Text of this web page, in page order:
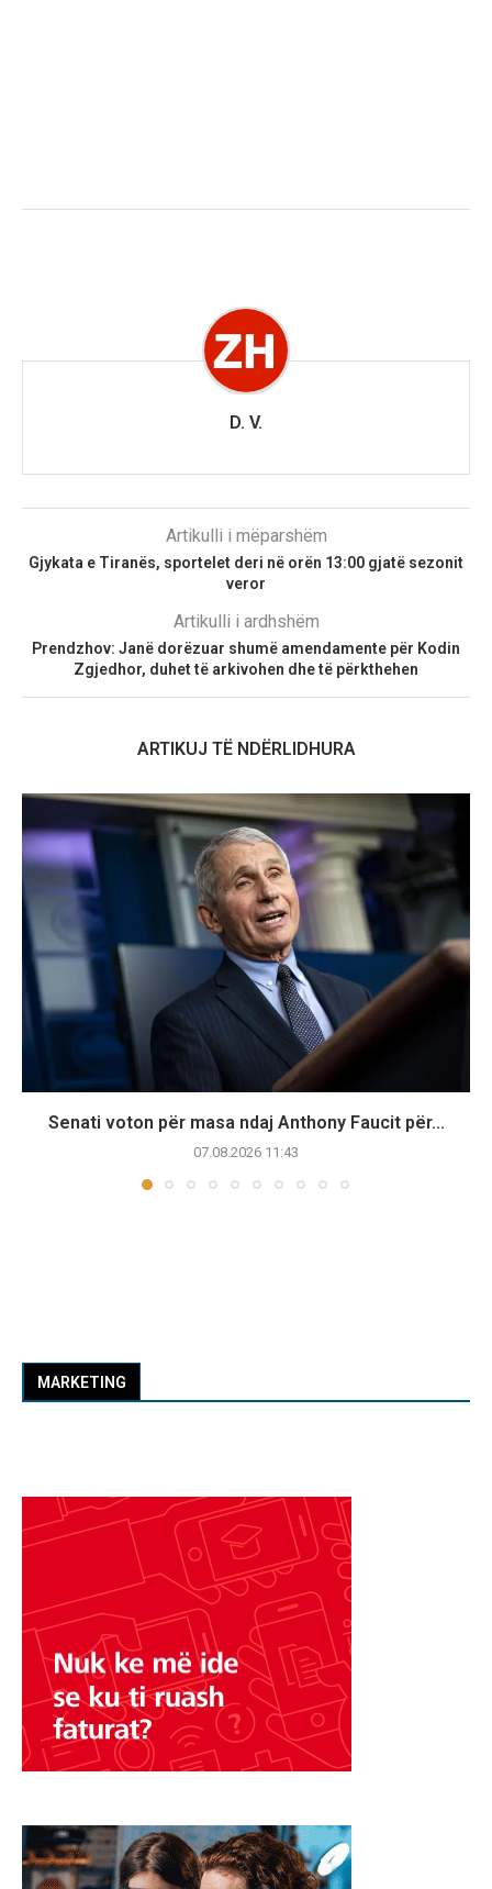
D. V.
Artikulli i mëparshëm
Gjykata e Tiranës, sportelet deri në orën 13:00 gjatë sezonit
veror
Artikulli i ardhshëm
Prendzhov: Janë dorëzuar shumë amendamente për Kodin
Zgjedhor, duhet të arkivohen dhe të përkthehen
ARTIKUJ TË NDËRLIDHURA
Senati voton për masa ndaj Anthony Faucit për...
07.08.2026 11:43
MARKETING